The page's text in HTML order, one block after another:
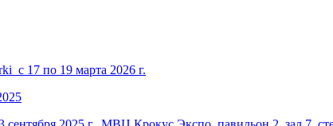
с 17 по 19 марта 2026 г.